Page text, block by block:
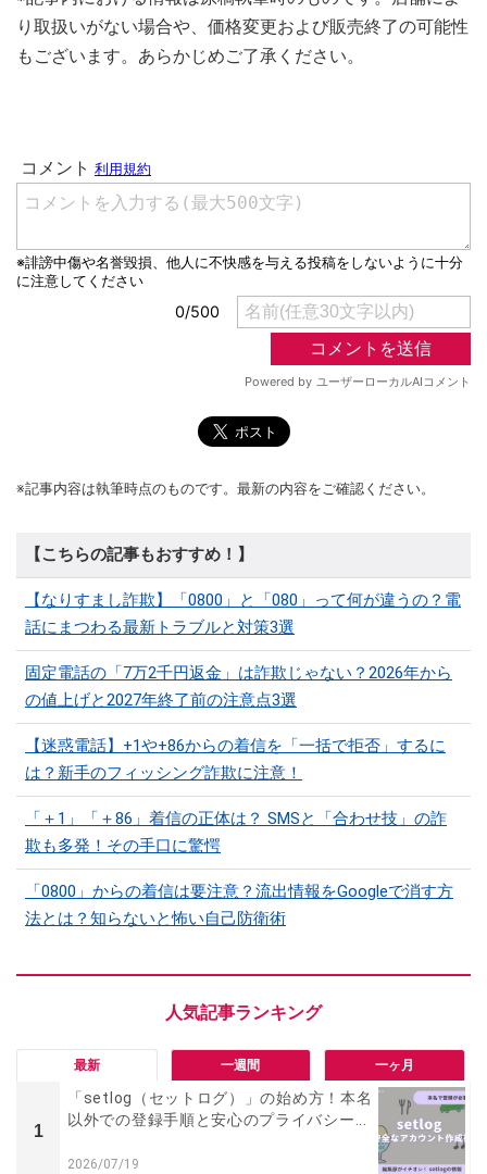
り取扱いがない場合や、価格変更および販売終了の可能性
もございます。あらかじめご了承ください。
※記事内容は執筆時点のものです。最新の内容をご確認ください。
【こちらの記事もおすすめ！】
【なりすまし詐欺】「0800」と「080」って何が違うの？電
話にまつわる最新トラブルと対策3選
固定電話の「7万2千円返金」は詐欺じゃない？2026年から
の値上げと2027年終了前の注意点3選
【迷惑電話】+1や+86からの着信を「一括で拒否」するに
は？新手のフィッシング詐欺に注意！
「＋1」「＋86」着信の正体は？ SMSと「合わせ技」の詐
欺も多発！その手口に驚愕
「0800」からの着信は要注意？流出情報をGoogleで消す方
法とは？知らないと怖い自己防衛術
最新 一週間 一ヶ月
1
「setlog（セットログ）」の始め方！本名
以外での登録手順と安心のプライバシー...
2026/07/19